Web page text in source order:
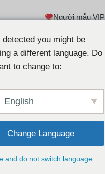
Người mẫu VIP
detected you might be
a different language. Do
to change to:
English
Change Language
and do not switch language